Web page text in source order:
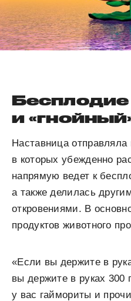
Бесплодие
и
Наставница
в которых убежденно
напрямую ведет к
а также делилась
откровениями. В
продуктов животного
«Если вы держите в
вы держите в руках 300
у вас гаймориты и